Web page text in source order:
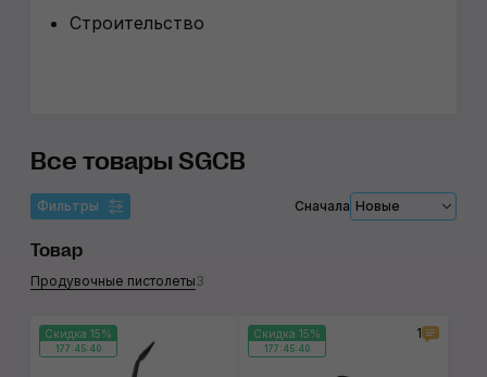
Строительство
Все товары SGCB
Фильтры Сначала Новые
Товар
Продувочные пистолеты3
Скидка 15%
177:45:39
Скидка 15%
177:45:39
1